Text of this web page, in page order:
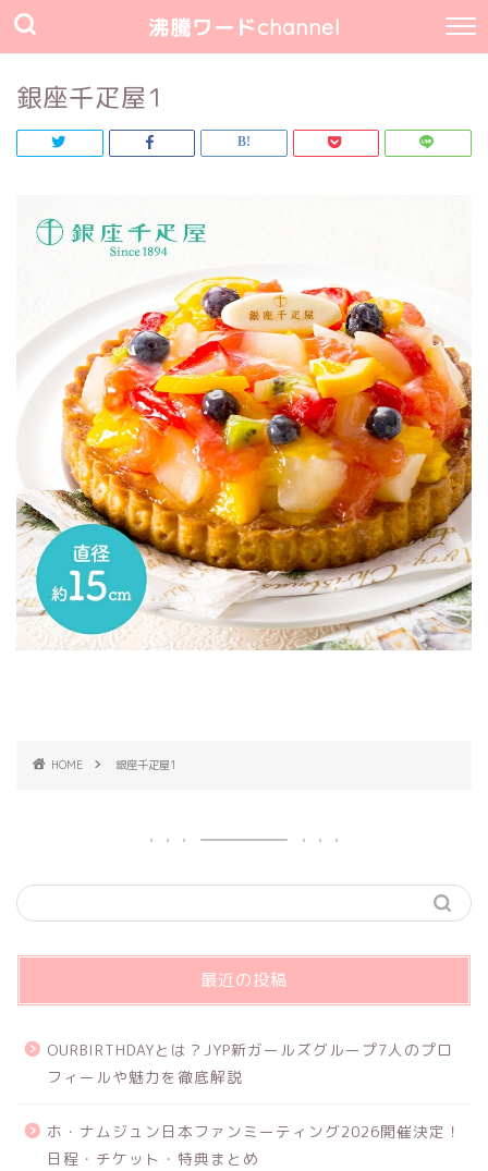
沸騰ワードchannel
銀座千疋屋1
HOME 銀座千疋屋1
最近の投稿
OURBIRTHDAYとは？JYP新ガールズグループ7人のプロ
フィールや魅力を徹底解説
ホ・ナムジュン日本ファンミーティング2026開催決定！
日程・チケット・特典まとめ